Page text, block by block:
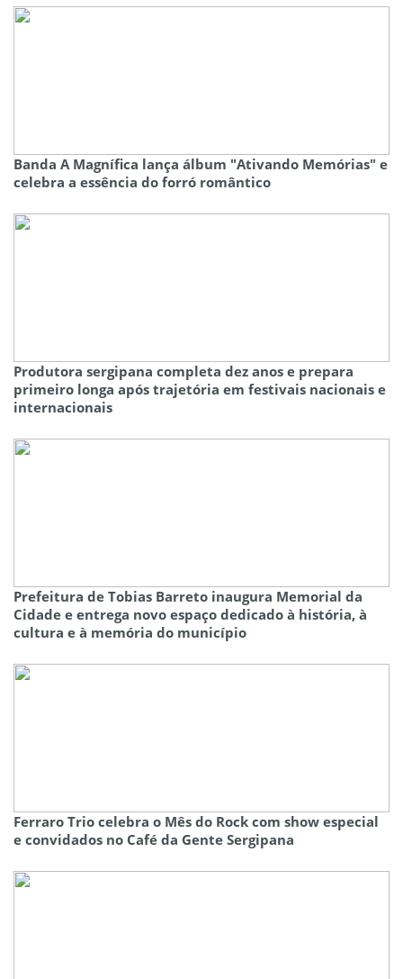
Banda A Magnífica lança álbum "Ativando Memórias" e
celebra a essência do forró romântico
Produtora sergipana completa dez anos e prepara
primeiro longa após trajetória em festivais nacionais e
internacionais
Prefeitura de Tobias Barreto inaugura Memorial da
Cidade e entrega novo espaço dedicado à história, à
cultura e à memória do município
Ferraro Trio celebra o Mês do Rock com show especial
e convidados no Café da Gente Sergipana